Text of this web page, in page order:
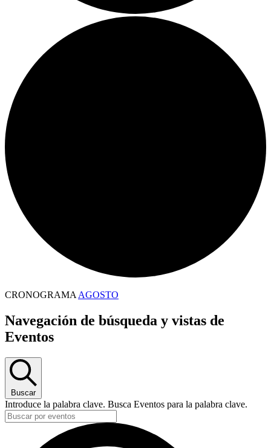
CRONOGRAMA AGOSTO
Eventos
Navegación de búsqueda y vistas de
Eventos
Buscar
Introduce la palabra clave. Busca Eventos para la palabra clave.